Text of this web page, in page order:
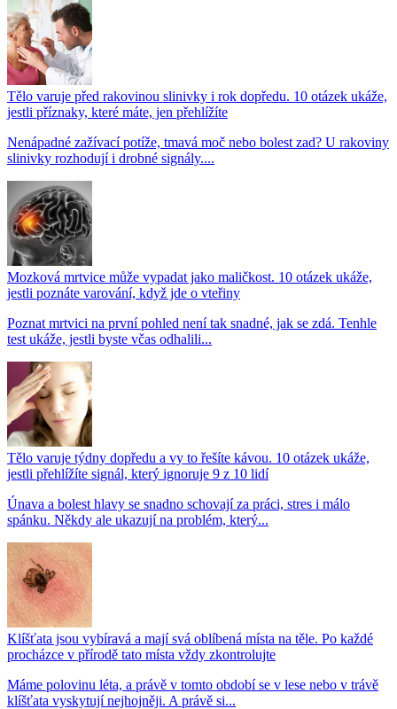
Tělo varuje před rakovinou slinivky i rok dopředu. 10 otázek ukáže,
jestli příznaky, které máte, jen přehlížíte
Nenápadné zažívací potíže, tmavá moč nebo bolest zad? U rakoviny
slinivky rozhodují i drobné signály....
Mozková mrtvice může vypadat jako maličkost. 10 otázek ukáže,
jestli poznáte varování, když jde o vteřiny
Poznat mrtvici na první pohled není tak snadné, jak se zdá. Tenhle
test ukáže, jestli byste včas odhalili...
Tělo varuje týdny dopředu a vy to řešíte kávou. 10 otázek ukáže,
jestli přehlížíte signál, který ignoruje 9 z 10 lidí
Únava a bolest hlavy se snadno schovají za práci, stres i málo
spánku. Někdy ale ukazují na problém, který...
Klíšťata jsou vybíravá a mají svá oblíbená místa na těle. Po každé
procházce v přírodě tato místa vždy zkontrolujte
Máme polovinu léta, a právě v tomto období se v lese nebo v trávě
klíšťata vyskytují nejhojněji. A právě si...